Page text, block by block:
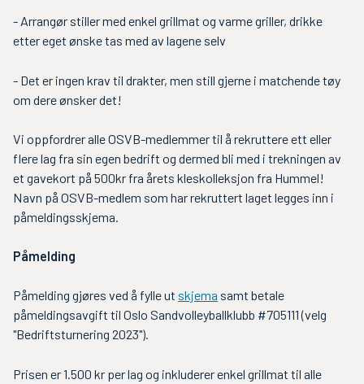
- Arrangør stiller med enkel grillmat og varme griller, drikke
etter eget ønske tas med av lagene selv
- Det er ingen krav til drakter, men still gjerne i matchende tøy
om dere ønsker det!
Vi oppfordrer alle OSVB-medlemmer til å rekruttere ett eller
flere lag fra sin egen bedrift og dermed bli med i trekningen av
et gavekort på 500kr fra årets kleskolleksjon fra Hummel!
Navn på OSVB-medlem som har rekruttert laget legges inn i
påmeldingsskjema.
Påmelding
Påmelding gjøres ved å fylle ut skjema samt betale
påmeldingsavgift til Oslo Sandvolleyballklubb #705111 (velg
"Bedriftsturnering 2023").
Prisen er 1.500 kr per lag og inkluderer enkel grillmat til alle